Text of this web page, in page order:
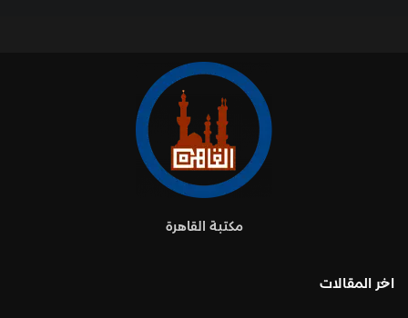
مكتبة القاهرة
اخر المقالات